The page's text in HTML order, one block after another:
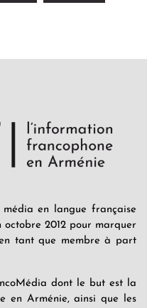
média en langue française
2012 pour marquer
en tant que membre à part
dont le but est la
en Arménie, ainsi que les